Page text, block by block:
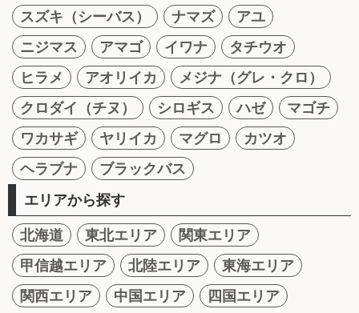
スズキ（シーバス）
ナマズ
アユ
ニジマス
アマゴ イワナ
タチウオ
ヒラメ
アオリイカ
メジナ（グレ・クロ）
クロダイ（チヌ）
シロギス ハゼ
マゴチ
ワカサギ
ヤリイカ マグロ
カツオ
ヘラブナ
ブラックバス
エリアから探す
北海道 東北エリア
関東エリア
甲信越エリア
北陸エリア
東海エリア
関西エリア
中国エリア
四国エリア